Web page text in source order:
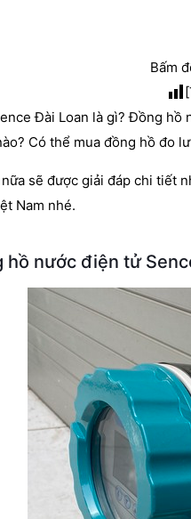
Bấm
Đài Loan là gì? Đồng hồ
Có thể mua đồng hồ đo
sẽ được giải đáp chi tiết
Nam nhé.
hồ nước điện tử